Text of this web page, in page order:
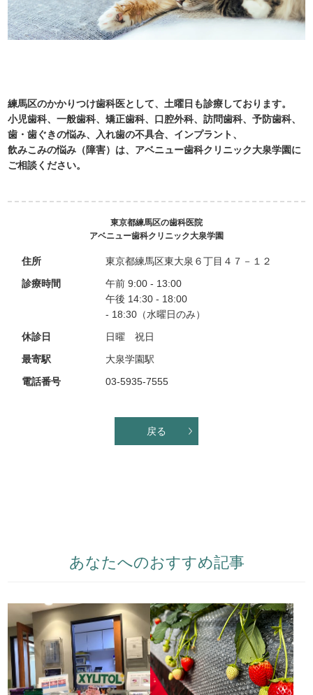
練馬区のかかりつけ歯科医として、土曜日も診療しております。
小児歯科、一般歯科、矯正歯科、口腔外科、訪問歯科、予防歯科、
歯・歯ぐきの悩み、入れ歯の不具合、インプラント、
飲みこみの悩み（障害）は、アベニュー歯科クリニック大泉学園に
ご相談ください。
東京都練馬区の歯科医院
アベニュー歯科クリニック大泉学園
住所
東京都練馬区東大泉６丁目４７－１２
診療時間
午前 9:00 - 13:00
午後 14:30 - 18:00
- 18:30（水曜日のみ）
休診日
日曜 祝日
最寄駅
大泉学園駅
電話番号
03-5935-7555
戻る
あなたへのおすすめ記事